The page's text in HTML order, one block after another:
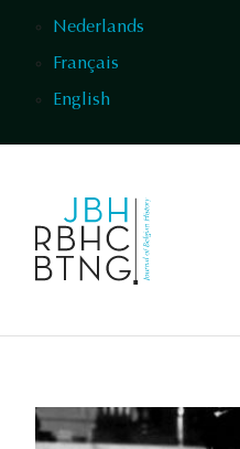
Nederlands
Français
English